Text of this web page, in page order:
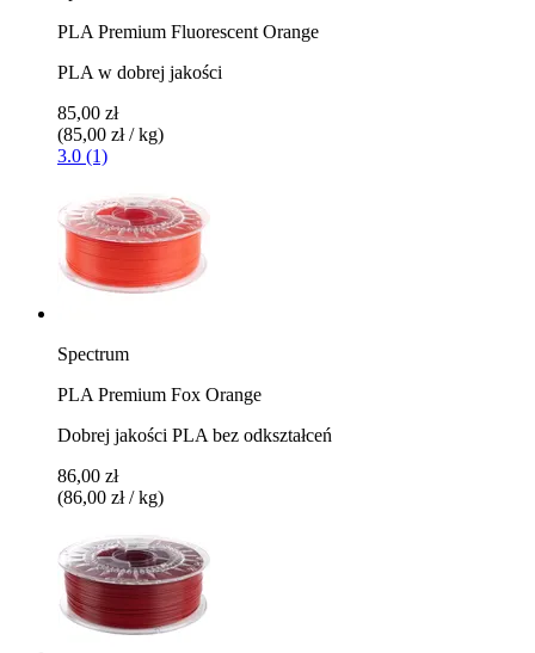
PLA Premium Fluorescent Orange
PLA w dobrej jakości
85,00 zł
(85,00 zł / kg)
3.0 (1)
Spectrum
PLA Premium Fox Orange
Dobrej jakości PLA bez odkształceń
86,00 zł
(86,00 zł / kg)